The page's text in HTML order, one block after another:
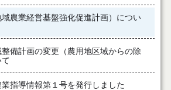
農業経営基盤強化促進計画）につい
備計画の変更（農用地区域からの除
指導情報第１号を発行しました